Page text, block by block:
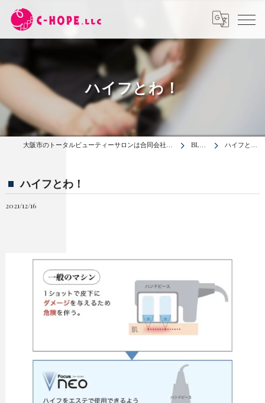
ハイフとわ！
BLOG ハイフとわ！
ハイフとわ！
2021/12/16